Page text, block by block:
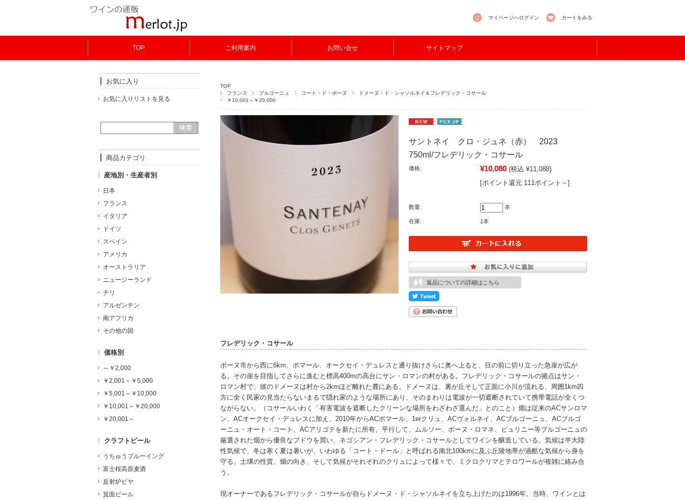
マイページへログイン カートをみる
TOP ご利用案内 お問い合せ サイトマップ
TOP
フランス
ブルゴーニュ コート・ド・ボーヌ
ドメーヌ・ド・シャソルネイ＆フレデリック・コサール
￥10,001～￥20,000
サントネイ クロ・ジュネ（赤） 2023
750ml/フレデリック・コサール
価格: ¥10,080 (税込 ¥11,088)
[ポイント還元 111ポイント～]
数量: 本
在庫: 1本
返品についての詳細はこちら
フレデリック・コサール
ボーヌ市から西に6km、ポマール、オークセイ・デュレスと通り抜けさらに奥へ上ると、目の前に切り立った急崖が広が
る。その崖を目指してさらに進むと標高400mの高台にサン・ロマンの村がある。フレデリック・コサールの拠点はサン・
ロマン村で、彼のドメーヌは村から2kmほど離れた麓にある。ドメーヌは、裏が丘そして正面に小川が流れる、周囲1km四
方に全く民家の見当たらないまるで隠れ家のような場所にあり、そのまわりは電波が一切遮断されていて携帯電話が全くつ
ながらない。（コサールいわく「有害電波を遮断したクリーンな場所をわざわざ選んだ」とのこと）畑は従来のACサンロマ
ン、ACオークセイ・デュレスに加え、2010年からACポマール、1erクリュ、ACヴォルネイ、ACブルゴーニュ、ACブルゴ
ーニュ・オート・コート、ACアリゴテを新たに所有。平行して、ムルソー、ボーヌ・ロマネ、ピュリニー等ブルゴーニュの
厳選された畑から優良なブドウを買い、ネゴシアン・フレデリック・コサールとしてワインを醸造している。気候は半大陸
性気候で、冬は寒く夏は暑いが、いわゆる「コート・ドール」と呼ばれる南北100kmに及ぶ丘陵地帯が過酷な気候から身を
守る。土壌の性質、畑の向き、そして気候がそれぞれのクリュによって様々で、ミクロクリマとテロワールが複雑に絡み合
う。
現オーナーであるフレデリック・コサールが自らドメーヌ・ド・シャソルネイを立ち上げたのは1996年。当時、ワインとは
お気に入り
お気に入りリストを見る
商品カテゴリ
産地別・生産者別
日本
フランス
イタリア
ドイツ
スペイン
アメリカ
オーストラリア
ニュージーランド
チリ
アルゼンチン
南アフリカ
その他の国
価格別
～￥2,000
￥2,001～￥5,000
￥5,001～￥10,000
￥10,001～￥20,000
￥20,001～
クラフトビール
うちゅうブルーイング
富士桜高原麦酒
反射炉ビヤ
箕面ビール